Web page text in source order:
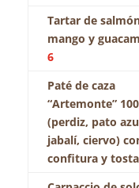
Tartar de
mango y
6
Paté de caza
“Artemonte”
(perdiz, pato
jabalí, ciervo)
confitura y